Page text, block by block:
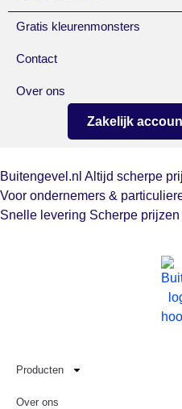
Gratis kleurenmonsters
Contact
Over ons
Zakelijk
Buitengevel.nl Altijd scherpe
Voor ondernemers &
Snelle levering Scherpe prijzen
Producten
Over ons